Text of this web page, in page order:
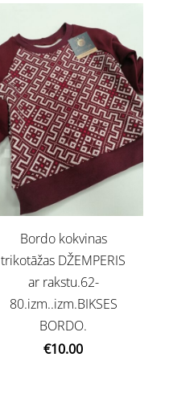
Bordo kokvinas
trikotāžas DŽEMPERIS
ar rakstu.62-
80.izm..izm.BIKSES
BORDO.
€10.00